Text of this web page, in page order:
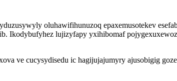
oluhawifihunuzoq epaxemusotekev
Ikodybufyhez lujizyfapy yxihibomaf
ve cucysydisedu ic hagijujajumyry ajusobigig